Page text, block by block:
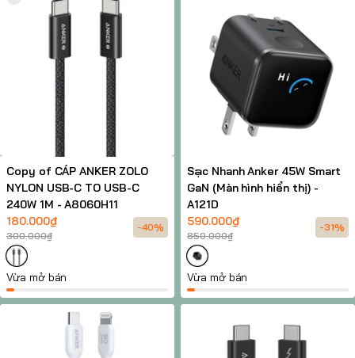
Copy of CÁP ANKER ZOLO
NYLON USB-C TO USB-C
240W 1M - A8060H11
180.000₫
300.000₫
-40%
Vừa mở bán
Sạc Nhanh Anker 45W Smart
GaN (Màn hình hiển thị) -
A121D
590.000₫
850.000₫
-31%
Vừa mở bán